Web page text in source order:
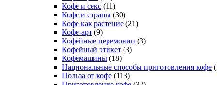
Кофе и секс (11)
Кофе и страны (30)
Кофе как растение (21)
Кофе-арт (9)
Кофейные церемонии (3)
Кофейный этикет (3)
Кофемашины (18)
Национальные способы приготовления кофе
Польза от кофе (113)